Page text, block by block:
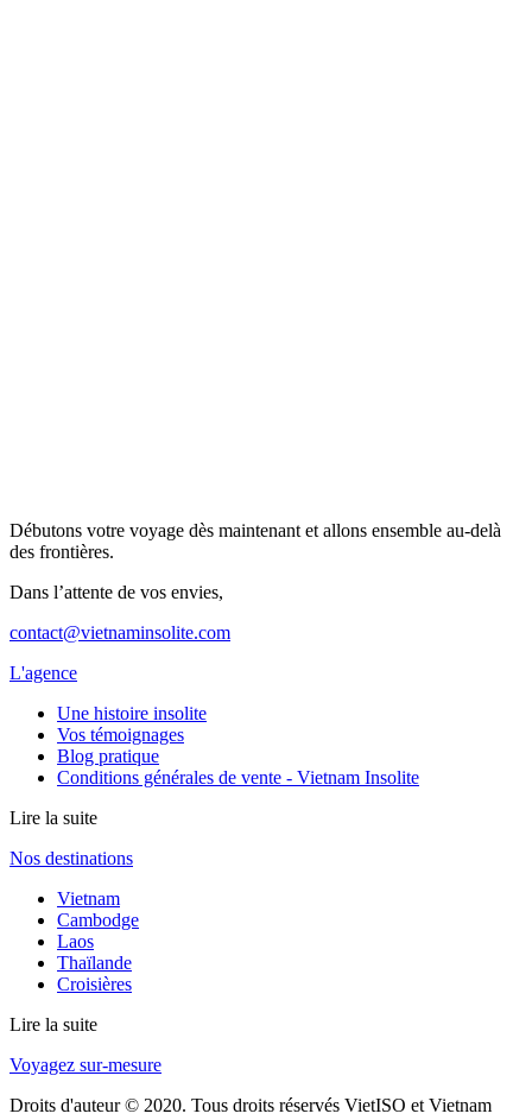
Débutons votre voyage dès maintenant et allons ensemble au-delà
des frontières.
Dans l’attente de vos envies,
contact@vietnaminsolite.com
L'agence
Une histoire insolite
Vos témoignages
Blog pratique
Conditions générales de vente - Vietnam Insolite
Lire la suite
Nos destinations
Vietnam
Cambodge
Laos
Thaïlande
Croisières
Lire la suite
Voyagez sur-mesure
Droits d'auteur © 2020. Tous droits réservés VietISO et Vietnam